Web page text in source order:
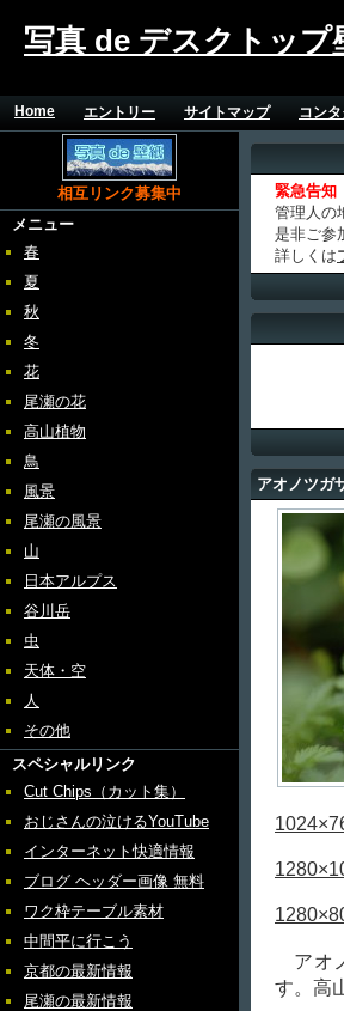
写真 de デスクトップ
Home エントリー サイトマップ コンタ
相互リンク募集中
メニュー
春
夏
秋
冬
花
尾瀬の花
高山植物
鳥
風景
尾瀬の風景
山
日本アルプス
谷川岳
虫
天体・空
人
その他
スペシャルリンク
Cut Chips（カット集）
おじさんの泣けるYouTube
インターネット快適情報
ブログ ヘッダー画像 無料
ワク枠テーブル素材
中間平に行こう
京都の最新情報
尾瀬の最新情報
緊急告知
管理人の
是非ご参
詳しくは
アオノツガ
アオ
す。高